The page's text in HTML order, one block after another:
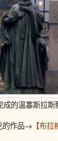
成的溫塞斯拉
的作品→ 【布